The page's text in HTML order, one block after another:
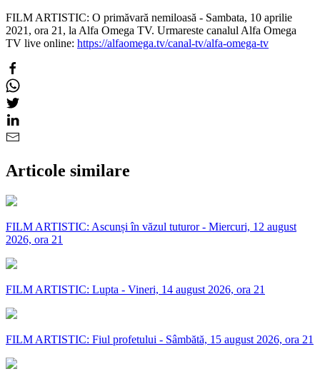
FILM ARTISTIC: O primăvară nemiloasă - Sambata, 10 aprilie
2021, ora 21, la Alfa Omega TV. Urmareste canalul Alfa Omega
TV live online: https://alfaomega.tv/canal-tv/alfa-omega-tv
Articole similare
FILM ARTISTIC: Ascunși în văzul tuturor - Miercuri, 12 august
2026, ora 21
FILM ARTISTIC: Lupta - Vineri, 14 august 2026, ora 21
FILM ARTISTIC: Fiul profetului - Sâmbătă, 15 august 2026, ora 21